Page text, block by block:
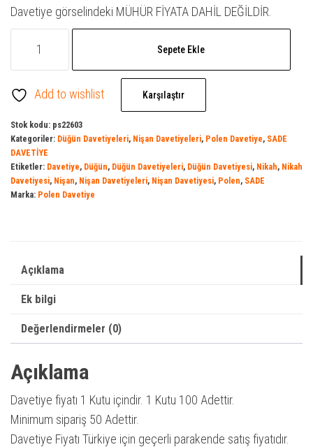
Davetiye görselindeki MÜHÜR FİYATA DAHİL DEĞİLDİR.
DAVETİYE
|
Davetiye
|
Davetiye
Model
Davetiye
/
Davetiyesi
adet
Sepete Ekle
Add to wishlist Karşılaştır
Stok kodu: ps22603
Kategoriler: Düğün Davetiyeleri, Nişan Davetiyeleri, Polen Davetiye, SADE
DAVETİYE
Etiketler: Davetiye, Düğün, Düğün Davetiyeleri, Düğün Davetiyesi, Nikah, Nikah
Davetiyesi, Nişan, Nişan Davetiyeleri, Nişan Davetiyesi, Polen, SADE
Marka: Polen Davetiye
Açıklama
Ek bilgi
Değerlendirmeler (0)
Açıklama
Davetiye fiyatı 1 Kutu içindir. 1 Kutu 100 Adettir.
Minimum sipariş 50 Adettir.
Davetiye Fiyatı Türkiye için geçerli parakende satış fiyatıdır.